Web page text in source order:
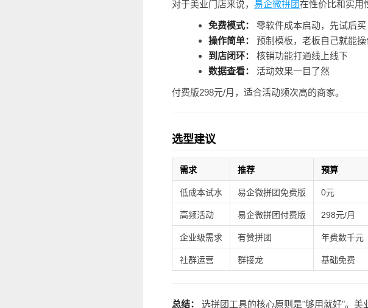
对于美业门店来说， 易企微拼团在性价比和实用
免费模式：
零软件成本启动，先试后买
操作简单：
预制模板，老板自己就能操
到店闭环：
核销功能打通线上线下
数据查看：
活动效果一目了然
付费版298元/月，适合活动频次高的商家。
选型建议
需求 推荐 预算
低成本试水 易企微拼团免费版 0元
高频活动 易企微拼团付费版 298元/月
企业级需求 有赞拼团 年费数千元
社群运营 群接龙 基础免费
总结：
选拼团工具的核心原则是"够用就好"。